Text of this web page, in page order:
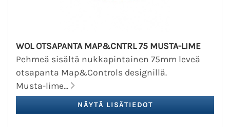
WOL OTSAPANTA MAP&CNTRL 75 MUSTA-LIME
Pehmeä sisältä nukkapintainen 75mm leveä
otsapanta Map&Controls designillä.
Musta-lime...